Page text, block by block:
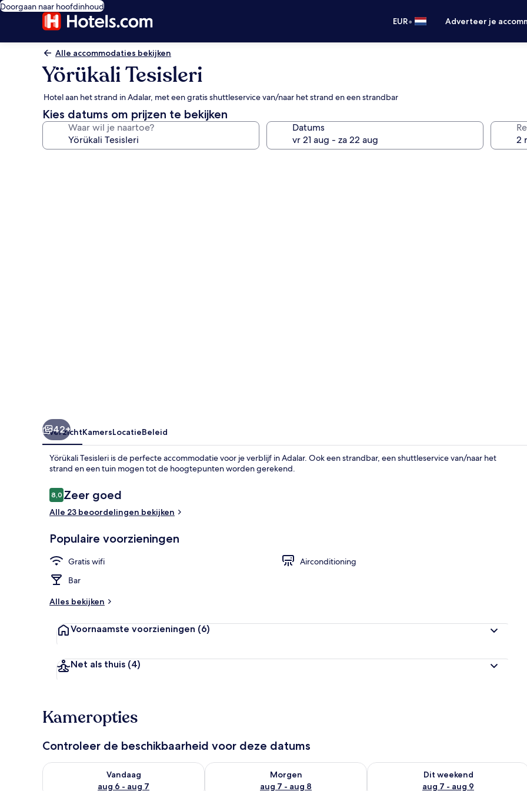
Doorgaan naar hoofdinhoud
EUR• Adverteer je
Alle accommodaties bekijken
Yörükali Tesisleri
Hotel aan het strand in Adalar, met een gratis shuttleservice van/naar het strand en een strandbar
Kies datums om prijzen te bekijken
Waar wil je naartoe? Datums
42+
OverzichtKamersLocatieBeleid
Yörükali Tesisleri is de perfecte accommodatie voor je verblijf in Adalar. Ook een strandbar, een shuttleservice van/naar het
strand en een tuin mogen tot de hoogtepunten worden gerekend.
Beoordelingen
8,08,0 op 10 –
Zeer goed
Alle 23 beoordelingen bekijken
Populaire voorzieningen
Gratis wifi
Airconditioning
Bar
Alles bekijken
Voornaamste voorzieningen (6)
Net als thuis (4)
Kameropties
Controleer de beschikbaarheid voor deze datums
Vandaag
aug 6 - aug 7
De beschikbaarheid controleren voor vanavond aug 6 - aug 7
Morgen
aug 7 - aug 8
De beschikbaarheid controleren voor morgen aug 7 - aug 8
Dit weekend
aug 7 - aug 9
De beschikbaarheid controleren voor